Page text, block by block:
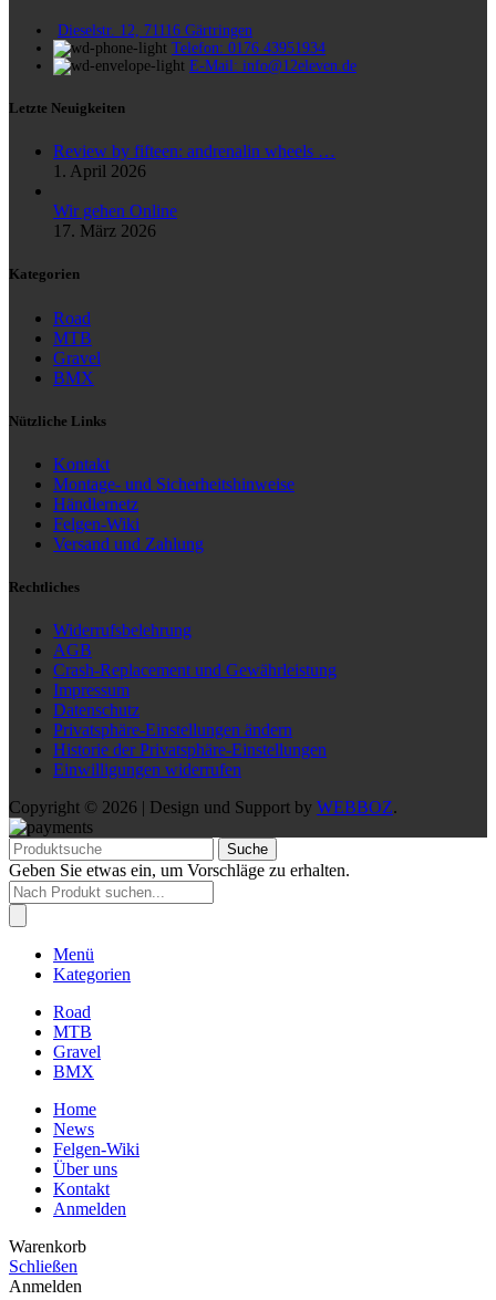
Dieselstr. 12, 71116 Gärtringen
Telefon: 0176 43951934
E-Mail: info@12eleven.de
Letzte Neuigkeiten
Review by fifteen: andrenalin wheels …
1. April 2026
Wir gehen Online
17. März 2026
Kategorien
Road
MTB
Gravel
BMX
Nützliche Links
Kontakt
Montage- und Sicherheitshinweise
Händlernetz
Felgen-Wiki
Versand und Zahlung
Rechtliches
Widerrufsbelehrung
AGB
Crash-Replacement und Gewährleistung
Impressum
Datenschutz
Privatsphäre-Einstellungen ändern
Historie der Privatsphäre-Einstellungen
Einwilligungen widerrufen
Copyright © 2026 | Design und Support by WEBBOZ.
Suche
Geben Sie etwas ein, um Vorschläge zu erhalten.
Products
search
Menü
Kategorien
Road
MTB
Gravel
BMX
Home
News
Felgen-Wiki
Über uns
Kontakt
Anmelden
Warenkorb
Schließen
Anmelden